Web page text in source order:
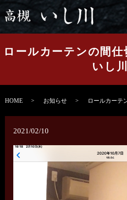
ロールカーテンの間
いし川
HOME お知らせ ロールカーテ
2021/02/10